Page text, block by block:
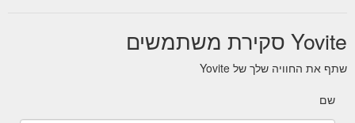
Restaurant Gutscheine online verschenken
ein Gutschein / eine Geschenkkarte mit Gutschein-
Passwort vor dem Restaurantbesuch online eingelöst
Yovite סקירת משתמשים
שתף את החוויה שלך של Yovite
שם